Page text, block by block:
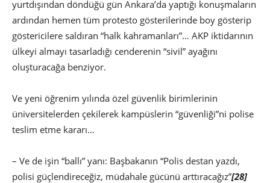
yurtdışından döndüğü gün Ankara’da yaptığı konuşmaların
ardından hemen tüm protesto gösterilerinde boy gösterip
göstericilere saldıran “halk kahramanları”… AKP iktidarının
ülkeyi almayı tasarladığı cenderenin “sivil” ayağını
oluşturacağa benziyor.
Ve yeni öğrenim yılında özel güvenlik birimlerinin
üniversitelerden çekilerek kampüslerin “güvenliği”ni polise
teslim etme kararı…
– Ve de işin “ballı” yanı: Başbakanın “Polis destan yazdı,
polisi güçlendireceğiz, müdahale gücünü arttıracağız”[28]